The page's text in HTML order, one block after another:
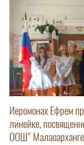
Иеромонах Ефрем
линейке,
ООШ"